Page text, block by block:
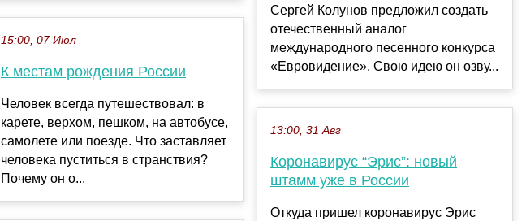
15:00, 07 Июл
К местам рождения России
Человек всегда путешествовал: в
карете, верхом, пешком, на автобусе,
самолете или поезде. Что заставляет
человека пуститься в странствия?
Почему он о...
Сергей Колунов предложил создать
отечественный аналог
международного песенного конкурса
«Евровидение». Свою идею он озву...
13:00, 31 Авг
Коронавирус “Эрис”: новый
штамм уже в России
Откуда пришел коронавирус Эрис